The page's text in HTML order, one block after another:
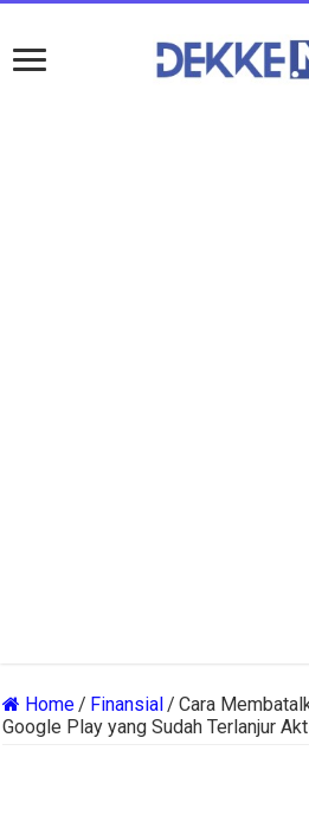
Home/ Finansial/ Cara
Google Play yang Sudah Terlanjur